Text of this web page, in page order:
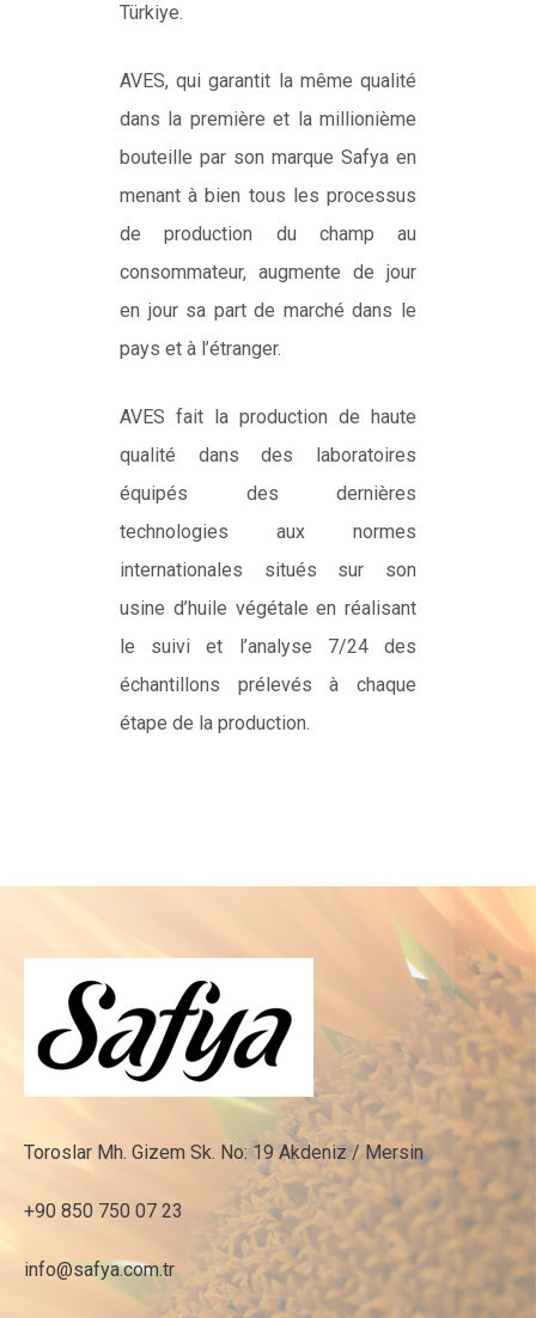
Türkiye.
AVES, qui garantit la même qualité
dans la première et la millionième
bouteille par son marque Safya en
menant à bien tous les processus
de production du champ au
consommateur, augmente de jour
en jour sa part de marché dans le
pays et à l’étranger.
AVES fait la production de haute
qualité dans des laboratoires
équipés des dernières
technologies aux normes
internationales situés sur son
usine d’huile végétale en réalisant
le suivi et l’analyse 7/24 des
échantillons prélevés à chaque
étape de la production.
Toroslar Mh. Gizem Sk. No: 19 Akdeniz / Mersin
+90 850 750 07 23
info@safya.com.tr